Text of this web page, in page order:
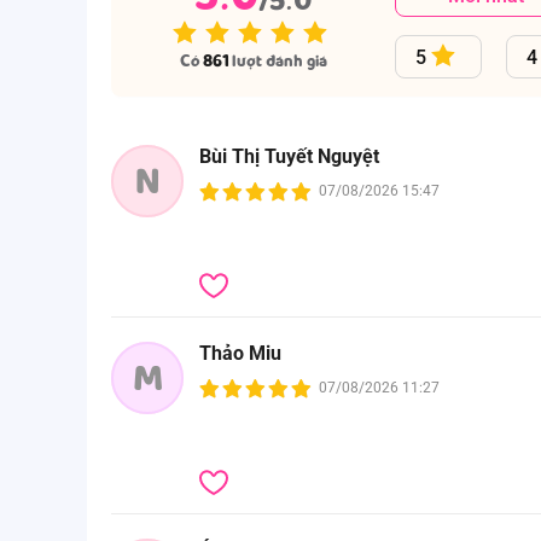
Có861lượt đánh giá 5 4
N
Bùi Thị Tuyết Nguyệt
07/08/2026 15:47
M
Thảo Miu
07/08/2026 11:27